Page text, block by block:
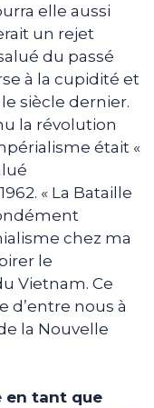
elle aussi
un rejet
du passé
à la cupidité et
siècle dernier.
la révolution
était «
« La Bataille
chez ma
le
Vietnam. Ce
d’entre nous à
la Nouvelle
en tant que